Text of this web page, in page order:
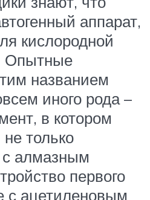
аппарат,
кислородной
Опытные
названием
иного рода –
в котором
только
с алмазным
первого
с ацетиленовым